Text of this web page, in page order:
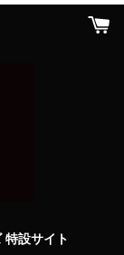
設サイト